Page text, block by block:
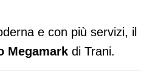
di investimento
e con più servizi, il
Megamark di Trani.